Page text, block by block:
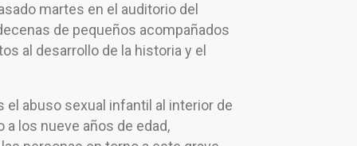
martes en el auditorio del
de pequeños acompañados
al desarrollo de la historia y el
abuso sexual infantil al interior de
a los nueve años de edad,